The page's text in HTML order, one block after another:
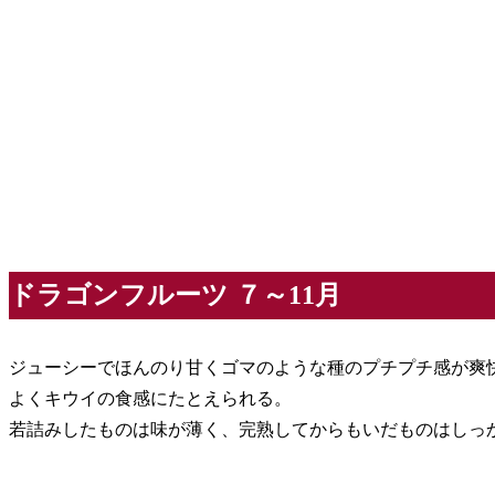
ドラゴンフルーツ ７～11月
ジューシーでほんのり甘くゴマのような種のプチプチ感が爽
よくキウイの食感にたとえられる。
若詰みしたものは味が薄く、完熟してからもいだものはしっ